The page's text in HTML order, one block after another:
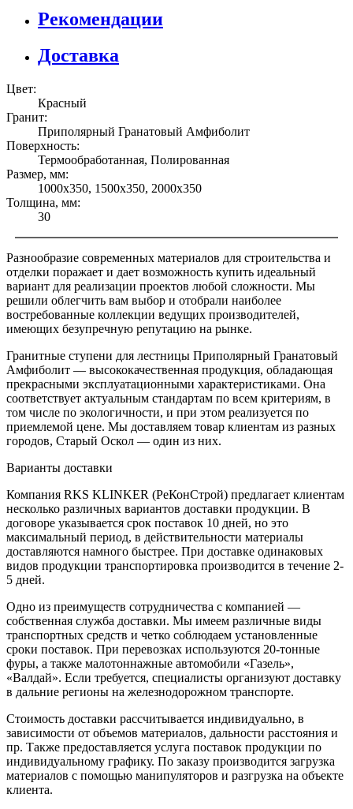
Рекомендации
Доставка
Цвет:
Красный
Гранит:
Приполярный Гранатовый Амфиболит
Поверхность:
Термообработанная, Полированная
Размер, мм:
1000х350, 1500х350, 2000х350
Толщина, мм:
30
Разнообразие современных материалов для строительства и
отделки поражает и дает возможность купить идеальный
вариант для реализации проектов любой сложности. Мы
решили облегчить вам выбор и отобрали наиболее
востребованные коллекции ведущих производителей,
имеющих безупречную репутацию на рынке.
Гранитные ступени для лестницы Приполярный Гранатовый
Амфиболит — высококачественная продукция, обладающая
прекрасными эксплуатационными характеристиками. Она
соответствует актуальным стандартам по всем критериям, в
том числе по экологичности, и при этом реализуется по
приемлемой цене. Мы доставляем товар клиентам из разных
городов, Старый Оскол — один из них.
Варианты доставки
Компания RKS KLINKER (РеКонСтрой) предлагает клиентам
несколько различных вариантов доставки продукции. В
договоре указывается срок поставок 10 дней, но это
максимальный период, в действительности материалы
доставляются намного быстрее. При доставке одинаковых
видов продукции транспортировка производится в течение 2-
5 дней.
Одно из преимуществ сотрудничества с компанией —
собственная служба доставки. Мы имеем различные виды
транспортных средств и четко соблюдаем установленные
сроки поставок. При перевозках используются 20-тонные
фуры, а также малотоннажные автомобили «Газель»,
«Валдай». Если требуется, специалисты организуют доставку
в дальние регионы на железнодорожном транспорте.
Стоимость доставки рассчитывается индивидуально, в
зависимости от объемов материалов, дальности расстояния и
пр. Также предоставляется услуга поставок продукции по
индивидуальному графику. По заказу производится загрузка
материалов с помощью манипуляторов и разгрузка на объекте
клиента.